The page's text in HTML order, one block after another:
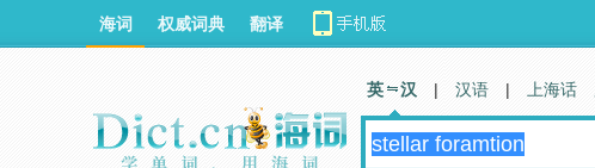
海词 权威词典 翻译
英 汉 | 汉语 | 上海话